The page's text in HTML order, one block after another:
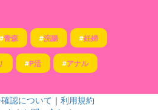
#青森 #浣腸 #妊婦
#P活 #アナル
認について ｜ 利用規約